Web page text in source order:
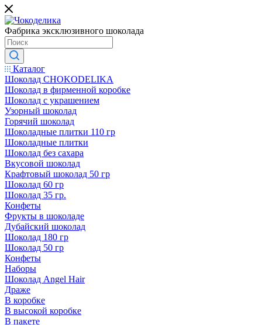
Фабрика эксклюзивного шоколада
Каталог
Шоколад CHOKODELIKA
Шоколад в фирменной коробке
Шоколад с украшением
Узорный шоколад
Горячий шоколад
Шоколадные плитки 110 гр
Шоколадные плитки
Шоколад без сахара
Вкусовой шоколад
Крафтовый шоколад 50 гр
Шоколад 60 гр
Шоколад 35 гр.
Конфеты
Фрукты в шоколаде
Дубайский шоколад
Шоколад 180 гр
Шоколад 50 гр
Конфеты
Наборы
Шоколад Angel Hair
Драже
В коробке
В высокой коробке
В пакете